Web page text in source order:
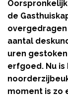
de
overgedragen
aantal
uren
erfgoed. Nu
moment is zo